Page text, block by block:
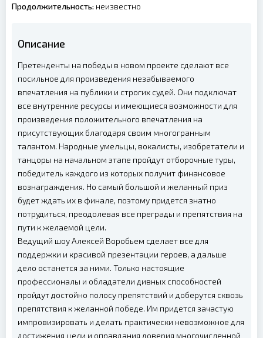
Продолжительность: неизвестно
Описание
Претенденты на победы в новом проекте сделают все
посильное для произведения незабываемого
впечатления на публики и строгих судей. Они подключат
все внутренние ресурсы и имеющиеся возможности для
произведения положительного впечатления на
присутствующих благодаря своим многогранным
талантом. Народные умельцы, вокалисты, изобретатели и
танцоры на начальном этапе пройдут отборочные туры,
победитель каждого из которых получит финансовое
вознаграждения. Но самый большой и желанный приз
будет ждать их в финале, поэтому придется знатно
потрудиться, преодолевая все преграды и препятствия на
пути к желаемой цели.
Ведущий шоу Алексей Воробьем сделает все для
поддержки и красивой презентации героев, а дальше
дело останется за ними. Только настоящие
профессионалы и обладатели дивных способностей
пройдут достойно полосу препятствий и доберутся сквозь
препятствия к желанной победе. Им придется зачастую
импровизировать и делать практически невозможное для
достижения цели и оправдания доверия многочисленной